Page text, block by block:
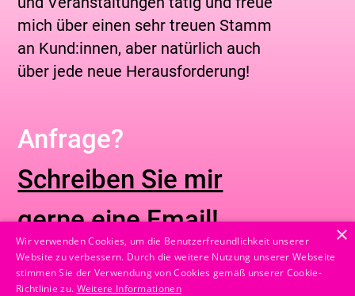
mich über einen sehr treuen Stamm
an Kund:innen, aber natürlich auch
über jede neue Herausforderung!
Anfrage?
Schreiben Sie mir
gerne eine Email!
Instagram
×
Wir verwenden Cookies, um die Benutzerfreundlichkeit unserer
Website zu verbessern. Durch die weitere Nutzung unserer Webseite
stimmen Sie der Verwendung von Cookies gemäß unserer Cookie-
Richtlinie zu. Weitere Informationen